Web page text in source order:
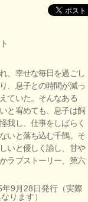
、幸せな毎日を過ごし
、息子との時間が減っ
ていた。そんなある
と宥めても、息子は飼
我し、仕事をしばらく
いと落ち込む千鶴。そ
いと優しく諭し、甘や
ラブストーリー、第六
9月28日発行（実際
ります）